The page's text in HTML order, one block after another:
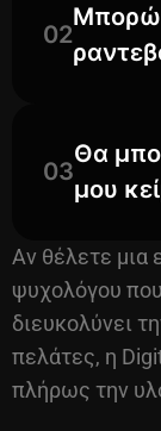
02
Μπορώ
03
Θα
μου
Αν θέλετε μια
ψυχολόγου
διευκολύνει
πελάτες, η
πλήρως την